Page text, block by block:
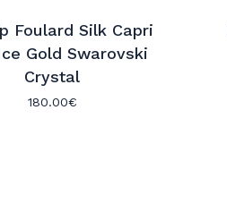
Foulard Silk Capri
Gold Swarovski
Crystal
180.00€